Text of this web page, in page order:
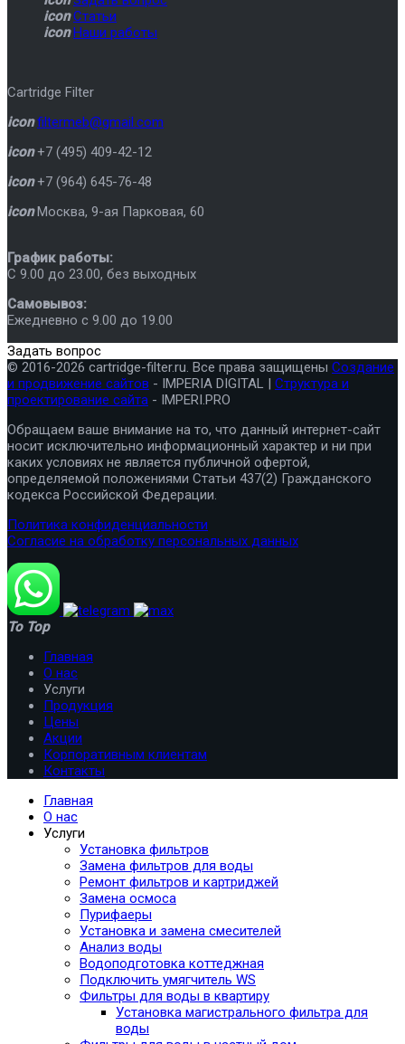
icon Статьи
icon Наши работы
Cartridge Filter
icon filtermeb@gmail.com
icon +7 (495) 409-42-12
icon +7 (964) 645-76-48
icon Москва, 9-ая Парковая, 60
График работы:
C 9.00 до 23.00, без выходных
Самовывоз:
Ежедневно с 9.00 до 19.00
Задать вопрос
© 2016-2026 cartridge-filter.ru. Все права защищены Создание
и продвижение сайтов - IMPERIA DIGITAL | Структура и
проектирование сайта - IMPERI.PRO
Обращаем ваше внимание на то, что данный интернет-сайт
носит исключительно информационный характер и ни при
каких условиях не является публичной офертой,
определяемой положениями Статьи 437(2) Гражданского
кодекса Российской Федерации.
Политика конфиденциальности
Согласие на обработку персональных данных
To Top
Главная
О нас
Услуги
Продукция
Цены
Акции
Корпоративным клиентам
Контакты
Главная
О нас
Услуги
Установка фильтров
Замена фильтров для воды
Ремонт фильтров и картриджей
Замена осмоса
Пурифаеры
Установка и замена смесителей
Анализ воды
Водоподготовка коттеджная
Подключить умягчитель WS
Фильтры для воды в квартиру
Установка магистрального фильтра для
воды